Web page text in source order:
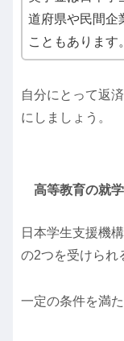
道府県や民間企
こともあります。
自分にとって返
にしましょう。
高等教育の就
日本学生支援機
の2つを受けられ
一定の条件を満